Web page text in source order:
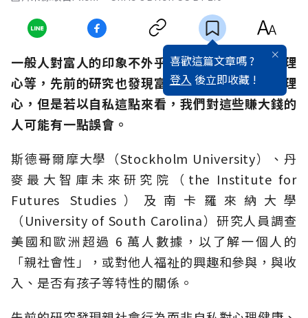
喜歡這篇文章嗎 ?
登入 後立即收藏 !
一般人對富人的印象不外乎自私、貪婪、沒有同理
心等，先前的研究也發現富人對弱勢者較沒有同理
心，但是若以自私這點來看，我們對這些賺大錢的
人可能有一點誤會。
斯德哥爾摩大學（Stockholm University）、丹
麥最大智庫未來研究院（the Institute for
Futures Studies）及南卡羅來納大學
（University of South Carolina）研究人員調查
美國和歐洲超過 6 萬人數據，以了解一個人的
「親社會性」，或對他人福祉的興趣和參與，與收
入、是否有孩子等特性的關係。